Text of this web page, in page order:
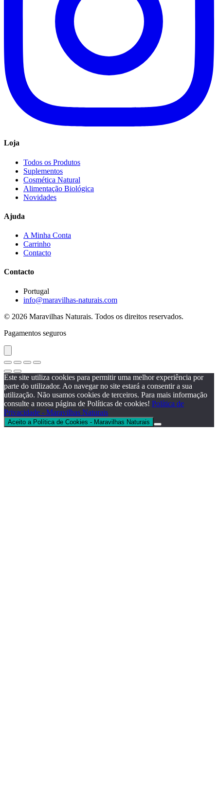
Loja
Todos os Produtos
Suplementos
Cosmética Natural
Alimentação Biológica
Novidades
Ajuda
A Minha Conta
Carrinho
Contacto
Contacto
Portugal
info@maravilhas-naturais.com
© 2026 Maravilhas Naturais. Todos os direitos reservados.
Pagamentos seguros
Este site utiliza cookies para permitir uma melhor experiência por
parte do utilizador. Ao navegar no site estará a consentir a sua
utilização. Não usamos cookies de terceiros. Para mais informação
consulte a nossa página de Políticas de cookies! Política de
Privacidade - Maravilhas Naturais
Aceito a Política de Cookies - Maravilhas Naturais